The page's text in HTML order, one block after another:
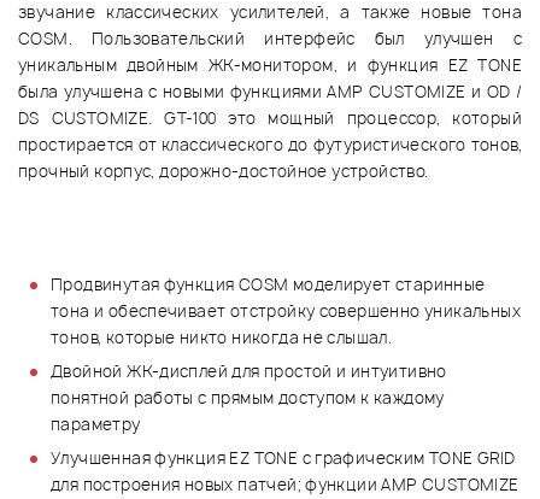
звучание классических усилителей, а также новые тона
COSM. Пользовательский интерфейс был улучшен с
уникальным двойным ЖК-монитором, и функция EZ TONE
была улучшена с новыми функциями AMP CUSTOMIZE и OD /
DS CUSTOMIZE. GT-100 это мощный процессор, который
простирается от классического до футуристического тонов,
прочный корпус, дорожно-достойное устройство.
Продвинутая функция COSM моделирует старинные
тона и обеспечивает отстройку совершенно уникальных
тонов, которые никто никогда не слышал.
Двойной ЖК-дисплей для простой и интуитивно
понятной работы с прямым доступом к каждому
параметру
Улучшенная функция EZ TONE с графическим TONE GRID
для построения новых патчей; функции AMP CUSTOMIZE